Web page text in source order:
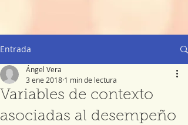
Entrada
Variables de contexto
asociadas al desempeño
Ángel Vera
3 ene 2018 1 min de lectura